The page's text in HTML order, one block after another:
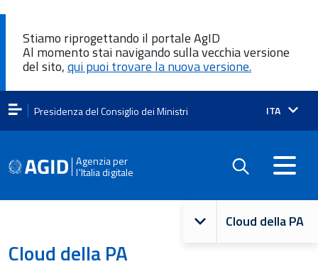
Stiamo riprogettando il portale AgID
Al momento stai navigando sulla vecchia versione
del sito,qui puoi trovare la nuova versione.
Presidenza del Consiglio dei Ministri Lingua
ITA
Agenzia per
l'Italia digitale
Navigazione
principale
Cloud della PA
Cloud della PA